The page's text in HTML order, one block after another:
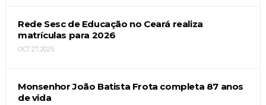
Rede Sesc de Educação no Ceará realiza
matrículas para 2026
OCT 27, 2025
Monsenhor João Batista Frota completa 87 anos
de vida